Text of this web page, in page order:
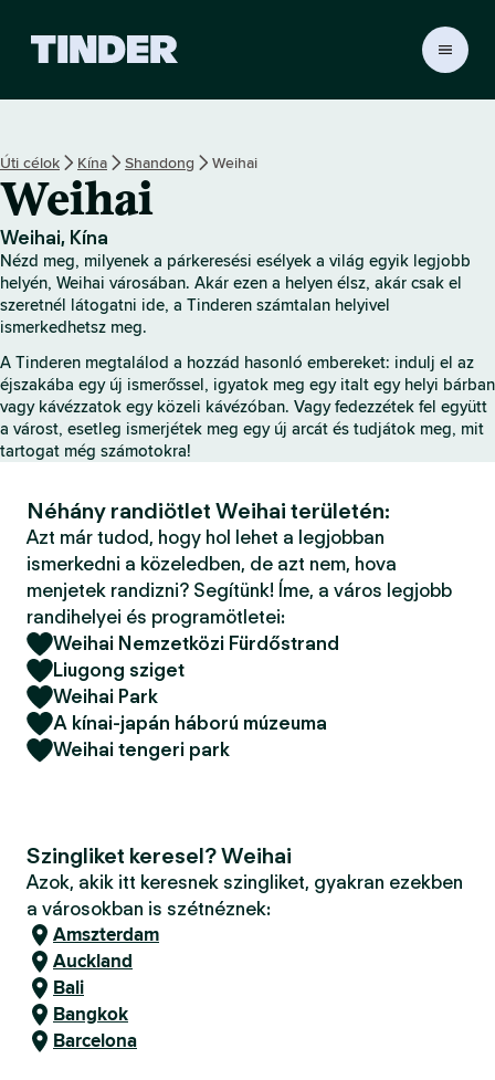
r
d
ő
o
a
l
Úti célok Kína Shandong Weihai
Weihai
Weihai, Kína
Nézd meg, milyenek a párkeresési esélyek a világ egyik legjobb
helyén, Weihai városában. Akár ezen a helyen élsz, akár csak el
szeretnél látogatni ide, a Tinderen számtalan helyivel
ismerkedhetsz meg.
A Tinderen megtalálod a hozzád hasonló embereket: indulj el az
éjszakába egy új ismerőssel, igyatok meg egy italt egy helyi bárban
vagy kávézzatok egy közeli kávézóban. Vagy fedezzétek fel együtt
a várost, esetleg ismerjétek meg egy új arcát és tudjátok meg, mit
tartogat még számotokra!
Néhány randiötlet Weihai területén:
Azt már tudod, hogy hol lehet a legjobban
ismerkedni a közeledben, de azt nem, hova
menjetek randizni? Segítünk! Íme, a város legjobb
randihelyei és programötletei:
Weihai Nemzetközi Fürdőstrand
Liugong sziget
Weihai Park
A kínai-japán háború múzeuma
Weihai tengeri park
Szingliket keresel? Weihai
Azok, akik itt keresnek szingliket, gyakran ezekben
a városokban is szétnéznek:
Amszterdam
Auckland
Bali
Bangkok
Barcelona